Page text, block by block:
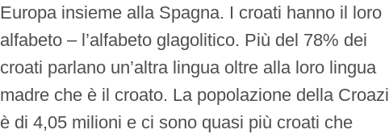
Europa insieme alla Spagna. I croati hanno il loro
alfabeto – l’alfabeto glagolitico. Più del 78% dei
croati parlano un’altra lingua oltre alla loro lingua
madre che è il croato. La popolazione della
è di 4,05 milioni e ci sono quasi più croati che